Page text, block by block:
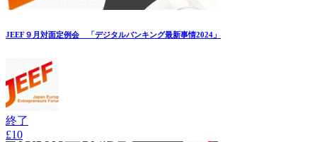
JEEF９月対面定例会 「デジタルバンキング最新事情2024」
終了
£10